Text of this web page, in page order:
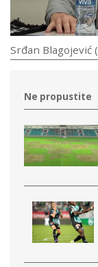
Srđan Blagojević (
Ne propustite